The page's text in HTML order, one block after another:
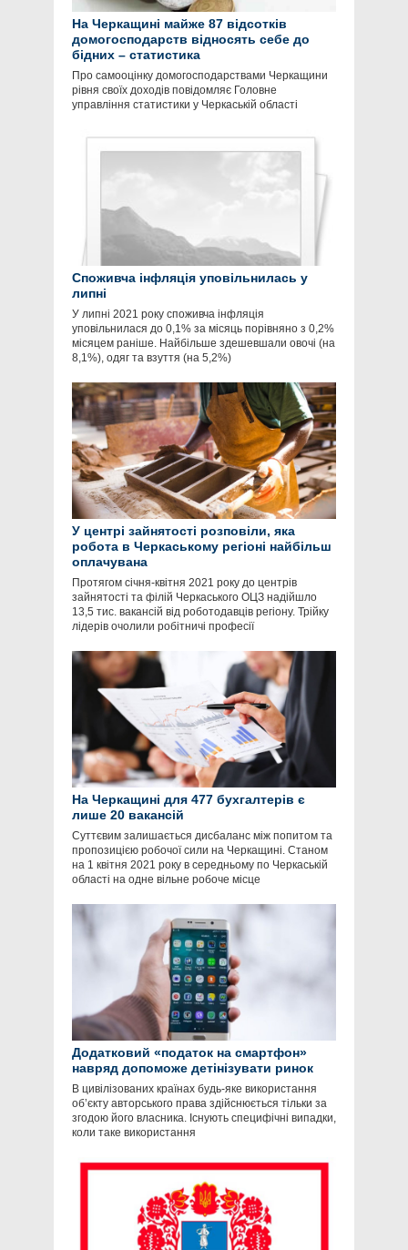
На Черкащині майже 87 відсотків
домогосподарств відносять себе до
бідних – статистика
Про самооцінку домогосподарствами Черкащини
рівня своїх доходів повідомляє Головне
управління статистики у Черкаській області
Споживча інфляція уповільнилась у
липні
У липні 2021 року споживча інфляція
уповільнилася до 0,1% за місяць порівняно з 0,2%
місяцем раніше. Найбільше здешевшали овочі (на
8,1%), одяг та взуття (на 5,2%)
У центрі зайнятості розповіли, яка
робота в Черкаському регіоні найбільш
оплачувана
Протягом січня-квітня 2021 року до центрів
зайнятості та філій Черкаського ОЦЗ надійшло
13,5 тис. вакансій від роботодавців регіону. Трійку
лідерів очолили робітничі професії
На Черкащині для 477 бухгалтерів є
лише 20 вакансій
Суттєвим залишається дисбаланс між попитом та
пропозицією робочої сили на Черкащині. Станом
на 1 квітня 2021 року в середньому по Черкаській
області на одне вільне робоче місце
Додатковий «податок на смартфон»
навряд допоможе детінізувати ринок
В цивілізованих країнах будь-яке використання
об’єкту авторського права здійснюється тільки за
згодою його власника. Існують специфічні випадки,
коли таке використання